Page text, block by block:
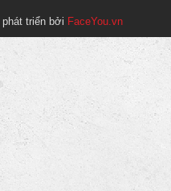
triển bởi FaceYou.vn